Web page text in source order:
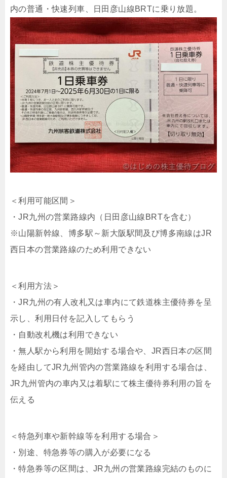
内の普通・快速列車、日田彦山線BRTに乗り放題。
＜利用可能区間＞
・JR九州の営業路線内（日田彦山線BRTを含む）
※山陽新幹線、博多駅～新大阪駅間及び博多南線はJR
西日本の営業路線のため利用できない
＜利用方法＞
・JR九州の有人改札又は車内にて鉄道株主優待券を呈
示し、利用日付を記入してもらう
・自動改札機は利用できない
・無人駅から利用を開始する場合や、JR西日本の区間
を経由してJR九州管内の営業路線を利用する場合は、
JR九州管内の車内又は着駅にて株主優待券利用の旨を
伝える
＜特急列車や新幹線等を利用する場合＞
・別途、特急券等の購入が必要になる
・特急券等の区間は、JR九州の営業路線完結のものに